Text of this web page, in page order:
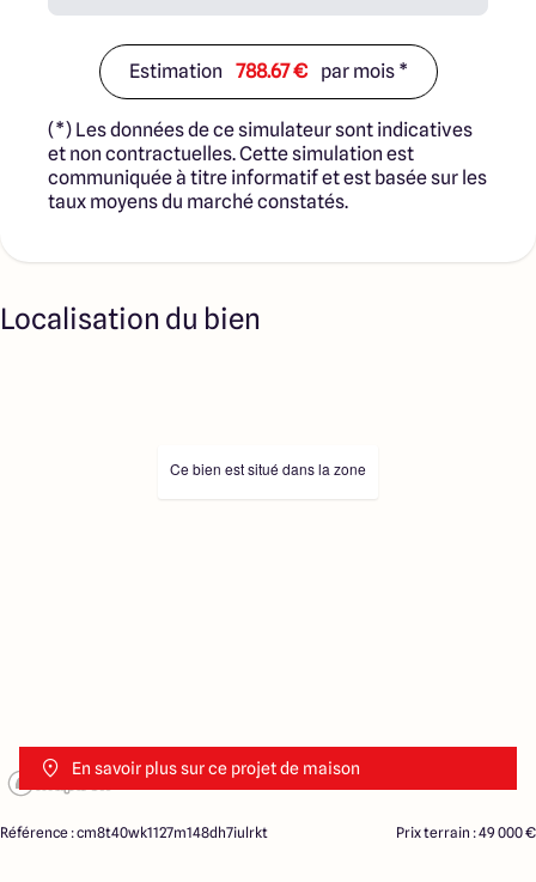
Estimation 788.67 € par mois *
(*) Les données de ce simulateur sont indicatives
et non contractuelles. Cette simulation est
communiquée à titre informatif et est basée sur les
taux moyens du marché constatés.
Localisation du bien
En savoir plus sur ce projet de maison
Ce bien est situé dans la zone
Référence : cm8t40wk1127m148dh7iulrkt Prix terrain : 49 000 €